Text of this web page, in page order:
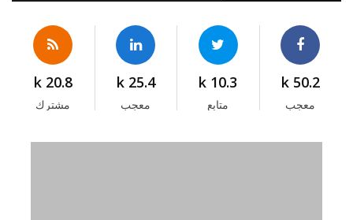
50.2 k
معجب
10.3 k
متابع
25.4 k
معجب
20.8 k
مشترك